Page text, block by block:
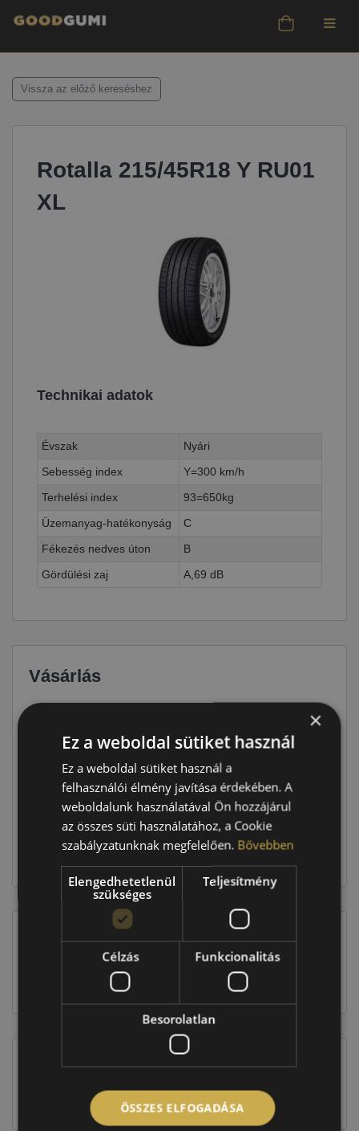
Vissza az előző kereséshez
Rotalla 215/45R18 Y RU01
XL
Technikai adatok
Évszak
Nyári
Sebesség index
Y=300 km/h
Terhelési index
93=650kg
Üzemanyag-hatékonyság
C
Fékezés nedves úton
B
Gördülési zaj
A,69 dB
Vásárlás
22 590 Ft
90 360 Ft
EU-s abroncscímke
Figyelem a feltüntetett címke adatok tájékoztató
címkével ellátott abroncs kerül kiszállításra.
×
Ez a weboldal sütiket használ
Ez a weboldal sütiket használ a
felhasználói élmény javítása érdekében. A
weboldalunk használatával Ön hozzájárul
az összes süti használatához, a Cookie
szabályzatunknak megfelelően. Bővebben
Elengedhetetlenül
szükséges
Teljesítmény
Célzás Funkcionalitás
Besorolatlan
ÖSSZES ELFOGADÁSA